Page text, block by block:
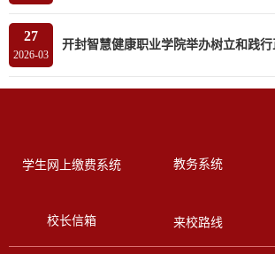
27
2026-03
学生网上缴费系统 教务系统
校长信箱 来校路线